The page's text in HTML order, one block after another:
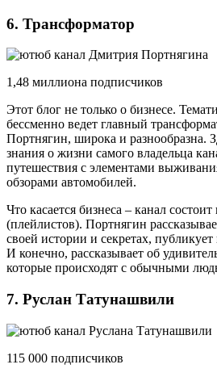
6. Трансформатор
1,48 миллиона подписчиков
Этот блог не только о бизнесе.
бессменно ведет главный
Портнягин, широка и разнообразна.
знания о жизни самого владельца
путешествия с элементами
обзорами автомобилей.
Что касается бизнеса – канал
(плейлистов). Портнягин
своей истории и секретах,
И конечно, рассказывает об
которые происходят с обычными
7. Руслан Татунашвили
115 000 подписчиков